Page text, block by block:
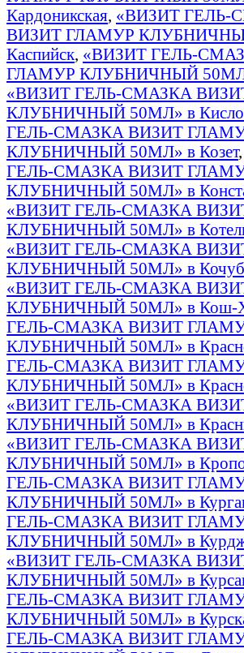
Кардоникская, «ВИЗИТ ГЕЛЬ-
ВИЗИТ ГЛАМУР
Каспийск, «ВИЗИТ ГЕЛЬ-
ГЛАМУР КЛУБНИЧНЫЙ 50МЛ»
«ВИЗИТ ГЕЛЬ-СМАЗКА
КЛУБНИЧНЫЙ 50МЛ» в
ГЕЛЬ-СМАЗКА ВИЗИТ
КЛУБНИЧНЫЙ 50МЛ» в Козет,
ГЕЛЬ-СМАЗКА ВИЗИТ
КЛУБНИЧНЫЙ 50МЛ» в
«ВИЗИТ ГЕЛЬ-СМАЗКА
КЛУБНИЧНЫЙ 50МЛ» в
«ВИЗИТ ГЕЛЬ-СМАЗКА
КЛУБНИЧНЫЙ 50МЛ» в
«ВИЗИТ ГЕЛЬ-СМАЗКА
КЛУБНИЧНЫЙ 50МЛ» в Кош-
ГЕЛЬ-СМАЗКА ВИЗИТ
КЛУБНИЧНЫЙ 50МЛ» в
ГЕЛЬ-СМАЗКА ВИЗИТ
КЛУБНИЧНЫЙ 50МЛ» в
«ВИЗИТ ГЕЛЬ-СМАЗКА
КЛУБНИЧНЫЙ 50МЛ» в
«ВИЗИТ ГЕЛЬ-СМАЗКА
КЛУБНИЧНЫЙ 50МЛ» в
ГЕЛЬ-СМАЗКА ВИЗИТ
КЛУБНИЧНЫЙ 50МЛ» в
ГЕЛЬ-СМАЗКА ВИЗИТ
КЛУБНИЧНЫЙ 50МЛ» в
«ВИЗИТ ГЕЛЬ-СМАЗКА
КЛУБНИЧНЫЙ 50МЛ» в
ГЕЛЬ-СМАЗКА ВИЗИТ
КЛУБНИЧНЫЙ 50МЛ» в
ГЕЛЬ-СМАЗКА ВИЗИТ